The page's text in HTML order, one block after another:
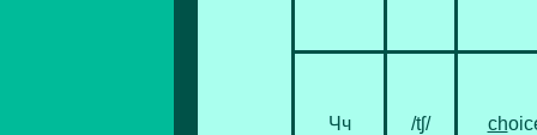
Чч /tʃ/ ch